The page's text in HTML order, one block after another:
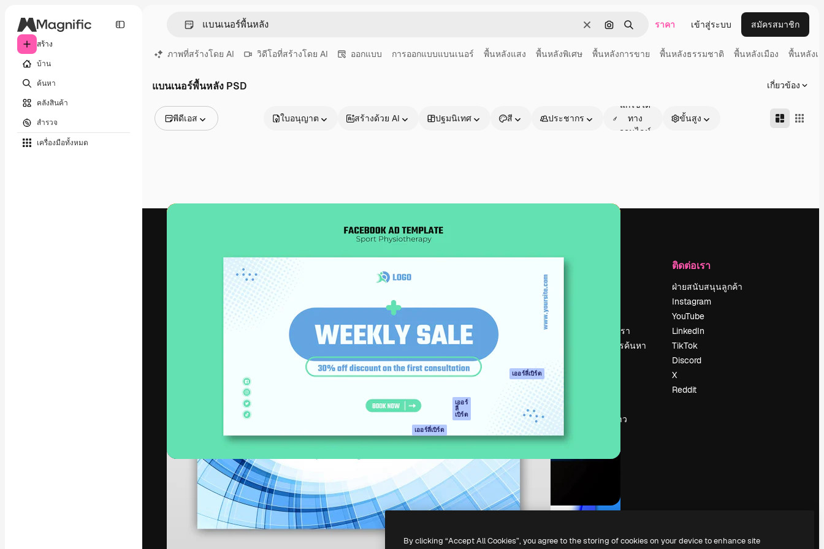
สร้าง
บ้าน
ค้นหา
คลังสินค้า
สำรวจ
เครื่องมือทั้งหมด
ชัดเจนค้นหาตามรูปภาพ
ค้นหา ราคา เข้าสู่ระบบ สมัครสมาชิก
ภาพที่สร้างโดย AI วิดีโอที่สร้างโดย AI ออกแบบ การออกแบบแบนเนอร์ พื้นหลังแสง พื้นหลังพิเศษ พื้นหลังการขาย พื้นหลังธรรมชาติ พื้นหลังเมือง พื้นหลังเ
แบนเนอร์พื้นหลัง PSD เกี่ยวข้อง
พีดีเอส
วิดีโอ
ใบอนุญาต สร้างด้วย AI ปฐมนิเทศ สี ประชากร
แก้ไขได้
ทาง
ออนไลน์
ขั้นสูง
แพลตฟอร์มสร้างสรรค์เพื่อผลักดันผลงานที่ดี
ที่สุดของคุณ ผู้ใช้งานกว่า 1 ล้านราย
ครอบคลุมทั้งครีเอทีฟ, บริษัท, เอเจนซี และสตูดิ
Spaces
ผู้ช่วย AI
เครื่องมือสร้าง
รูปภาพด้วย AI
เครื่องมือสร้างวิดีโอ
ด้วย AI
เครื่องกำเนิดเสียง AI
MCP สำหรับ
Claude/ChatGPT
เออร์
ลี่
เบิร์ด
เออร์ลี่เบิร์ด
เอพีไอ
แอปมือถือ
เครื่องมือ Magnific
ทั้งหมด
การสนับสนุน
เงื่อนไขการใช้งาน
นโยบายความเป็น
ส่วนตัว
ต้นฉบับ
เออร์ลี่เบิร์ด
นโยบายคุกกี้
ศูนย์ความน่าเชื่อถือ
พันธมิตร
ธุรกิจ
ร่วมงานกับเรา
แนวโน้มการค้นหา
ห้องแถลงข่าว
ติดต่อเรา
ฝ่ายสนับสนุนลูกค้า
Instagram
YouTube
LinkedIn
TikTok
Discord
X
Reddit
Copyright © 2010-2026Freepik Company S.L.U. สงวนลิขสิทธิ์
By clicking “Accept All Cookies”, you agree to the storing of cookies on your device to enhance site